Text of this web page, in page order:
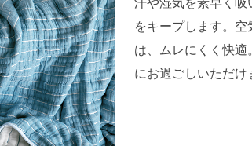
をキープします。
は、ムレにくく快
にお過ごしいただけ